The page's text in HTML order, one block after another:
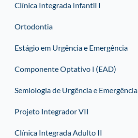
Clínica Integrada Infantil I
Ortodontia
Estágio em Urgência e Emergência
Componente Optativo I (EAD)
Semiologia de Urgência e Emergência
Projeto Integrador VII
Clínica Integrada Adulto II